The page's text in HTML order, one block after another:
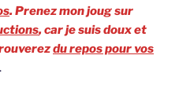
. Prenez mon joug sur
, car je suis doux et
du repos pour vos